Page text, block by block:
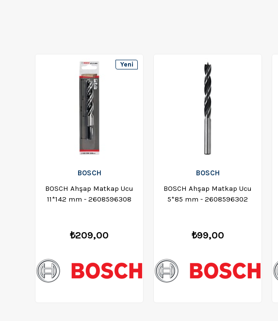
BOSCH
BOSCH Ahşap Matkap Ucu
11*142 mm - 2608596308
₺209,00
Yeni
BOSCH
BOSCH Ahşap Matkap Ucu
5*85 mm - 2608596302
₺99,00